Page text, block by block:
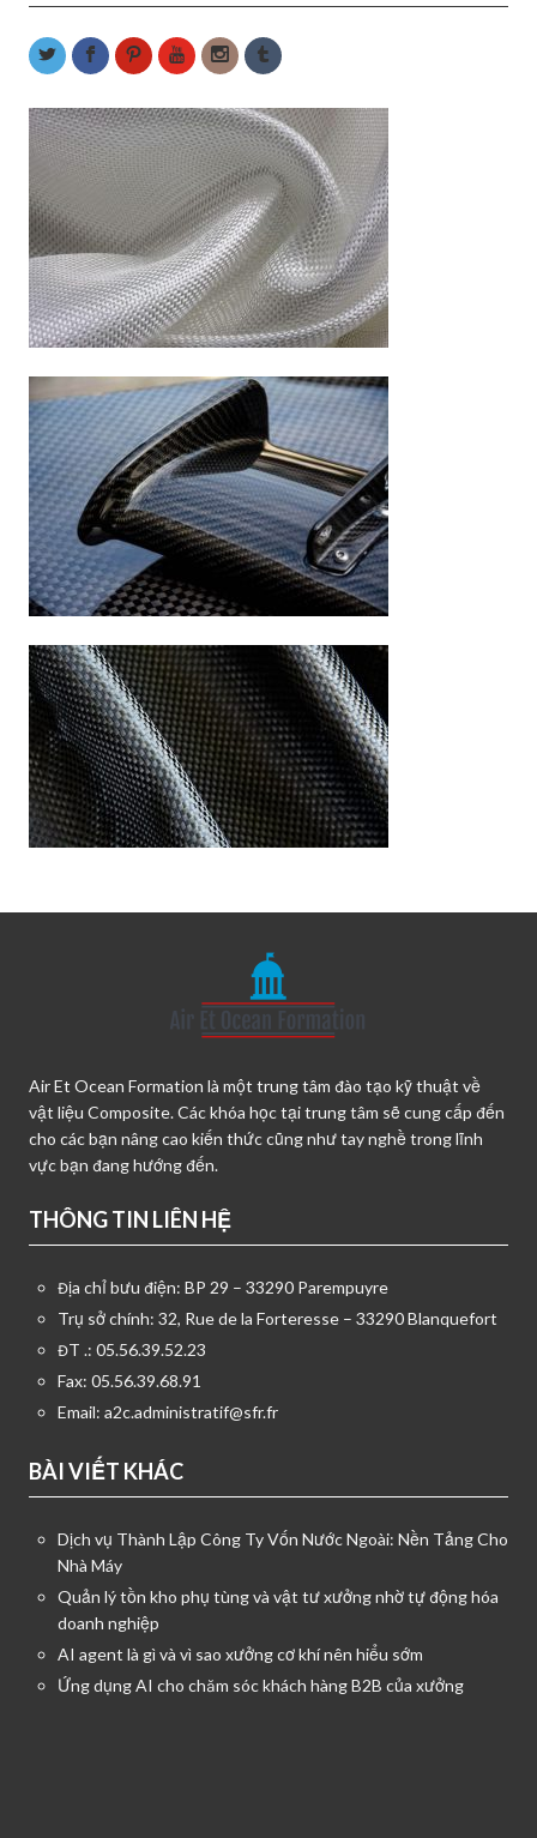
Air Et Ocean Formation là một trung tâm đào tạo kỹ thuật về
vật liệu Composite. Các khóa học tại trung tâm sẽ cung cấp đến
cho các bạn nâng cao kiến thức cũng như tay nghề trong lĩnh
vực bạn đang hướng đến.
THÔNG TIN LIÊN HỆ
Địa chỉ bưu điện: BP 29 – 33290 Parempuyre
Trụ sở chính: 32, Rue de la Forteresse – 33290 Blanquefort
ĐT .: 05.56.39.52.23
Fax: 05.56.39.68.91
Email: a2c.administratif@sfr.fr
BÀI VIẾT KHÁC
Dịch vụ Thành Lập Công Ty Vốn Nước Ngoài: Nền Tảng Cho
Nhà Máy
Quản lý tồn kho phụ tùng và vật tư xưởng nhờ tự động hóa
doanh nghiệp
AI agent là gì và vì sao xưởng cơ khí nên hiểu sớm
Ứng dụng AI cho chăm sóc khách hàng B2B của xưởng